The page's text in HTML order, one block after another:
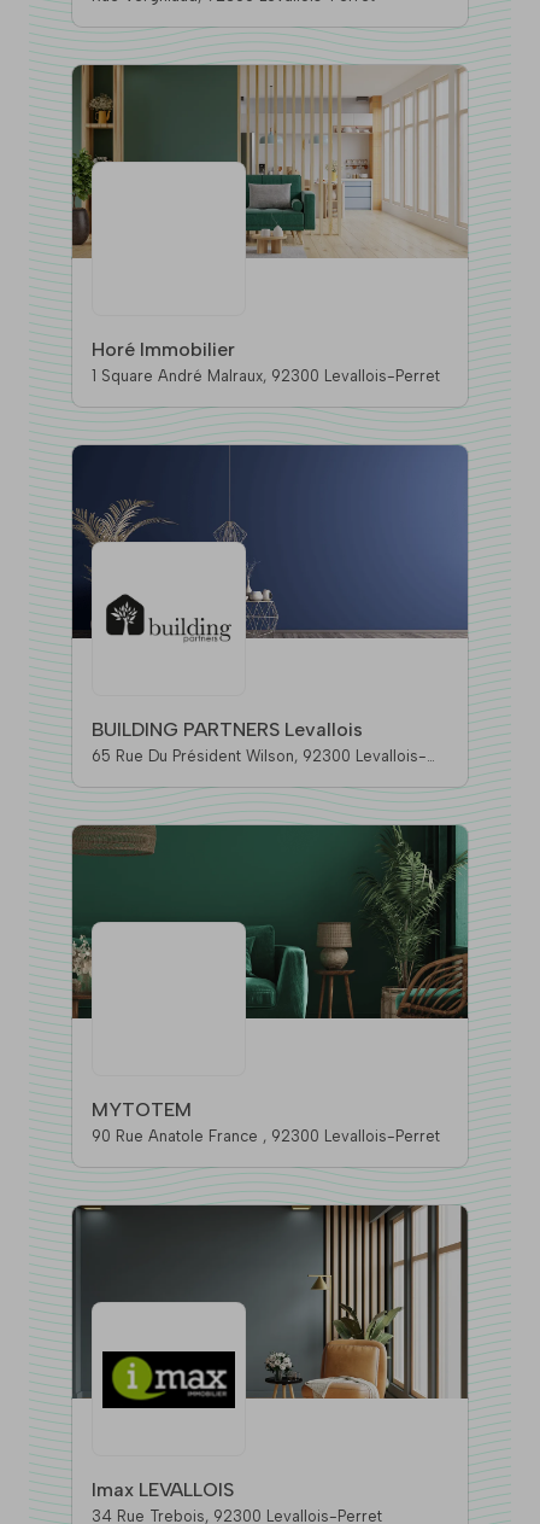
Horé Immobilier
1 Square André Malraux, 92300 Levallois-Perret
BUILDING PARTNERS Levallois
65 Rue Du Président Wilson, 92300 Levallois-
MYTOTEM
90 Rue Anatole France , 92300 Levallois-Perret
Imax LEVALLOIS
34 Rue Trebois, 92300 Levallois-Perret